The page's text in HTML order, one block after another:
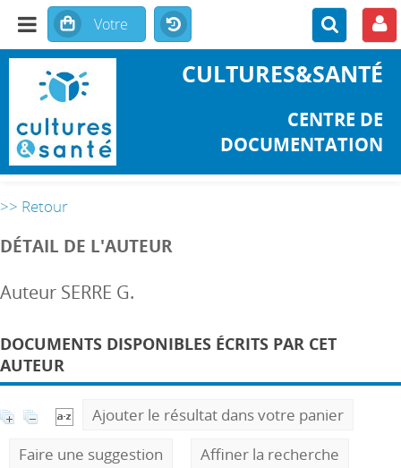
CULTURES&SANTÉ
CENTRE DE
DOCUMENTATION
>> Retour
DÉTAIL DE L'AUTEUR
Auteur SERRE G.
DOCUMENTS DISPONIBLES ÉCRITS PAR CET
AUTEUR
Ajouter le résultat dans votre panier
Faire une suggestion
Affiner la recherche